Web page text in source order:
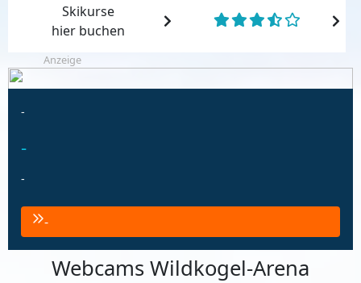
Skikurse
hier buchen
Anzeige
-
-
-
-
Webcams Wildkogel-Arena